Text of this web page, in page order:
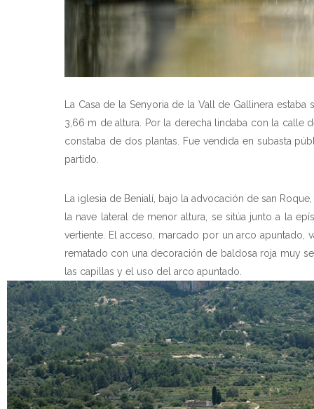
La Casa de la Senyoria de la Vall de Gallinera
3,66 m de altura. Por la derecha lindaba con la calle
constaba de dos plantas. Fue vendida en subasta
partido.
La iglesia de Benialí, bajo la advocación de san
la nave lateral de menor altura, se sitúa junto a la
vertiente. El acceso, marcado por un arco
rematado con una decoración de baldosa roja muy
las capillas y el uso del arco apuntado.